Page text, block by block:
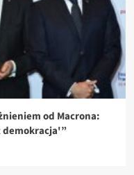
od Macrona:
demokracja'”